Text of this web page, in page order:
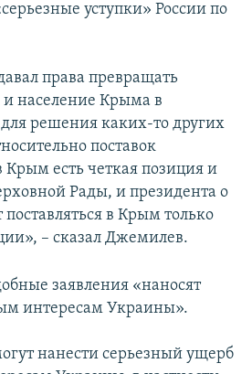
уступки» России по
права превращать
население Крыма в
решения каких-то других
поставок
Крым есть четкая позиция и
Рады, и президента о
в Крым только
– сказал Джемилев.
заявления «наносят
интересам Украины».
нанести серьезный ущерб